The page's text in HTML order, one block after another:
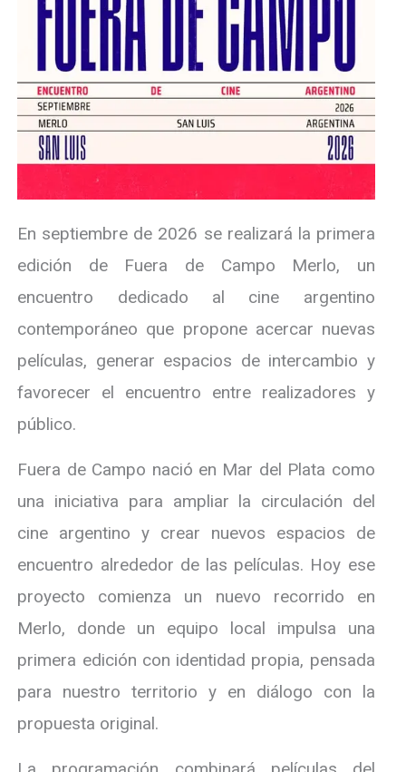
En septiembre de 2026 se realizará la primera
edición de Fuera de Campo Merlo, un
encuentro dedicado al cine argentino
contemporáneo que propone acercar nuevas
películas, generar espacios de intercambio y
favorecer el encuentro entre realizadores y
público.
Fuera de Campo nació en Mar del Plata como
una iniciativa para ampliar la circulación del
cine argentino y crear nuevos espacios de
encuentro alrededor de las películas. Hoy ese
proyecto comienza un nuevo recorrido en
Merlo, donde un equipo local impulsa una
primera edición con identidad propia, pensada
para nuestro territorio y en diálogo con la
propuesta original.